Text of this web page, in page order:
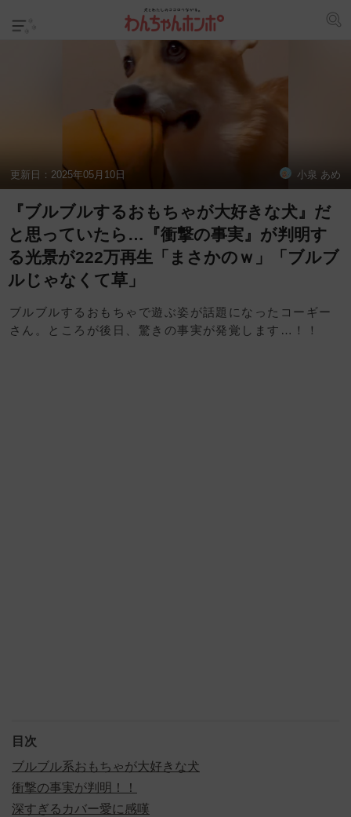
更新日： 2025年05月10日 小泉 あめ
『ブルブルするおもちゃが大好きな犬』だ
と思っていたら…『衝撃の事実』が判明す
る光景が222万再生「まさかのｗ」「ブルブ
ルじゃなくて草」
ブルブルするおもちゃで遊ぶ姿が話題になったコーギー
さん。ところが後日、驚きの事実が発覚します…！！
目次
ブルブル系おもちゃが大好きな犬
衝撃の事実が判明！！
深すぎるカバー愛に感嘆